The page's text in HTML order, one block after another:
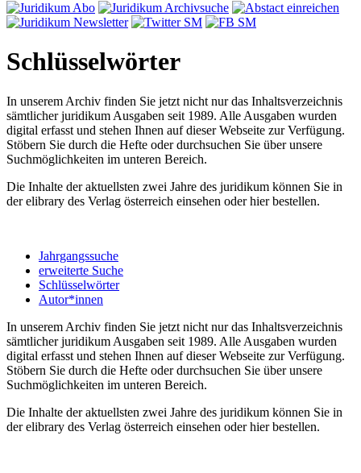
Schlüsselwörter
In unserem Archiv finden Sie jetzt nicht nur das Inhaltsverzeichnis
sämtlicher juridikum Ausgaben seit 1989. Alle Ausgaben wurden
digital erfasst und stehen Ihnen auf dieser Webseite zur Verfügung.
Stöbern Sie durch die Hefte oder durchsuchen Sie über unsere
Suchmöglichkeiten im unteren Bereich.
Die Inhalte der aktuellsten zwei Jahre des juridikum können Sie in
der elibrary des Verlag österreich einsehen oder hier bestellen.
Jahrgangssuche
erweiterte Suche
Schlüsselwörter
Autor*innen
In unserem Archiv finden Sie jetzt nicht nur das Inhaltsverzeichnis
sämtlicher juridikum Ausgaben seit 1989. Alle Ausgaben wurden
digital erfasst und stehen Ihnen auf dieser Webseite zur Verfügung.
Stöbern Sie durch die Hefte oder durchsuchen Sie über unsere
Suchmöglichkeiten im unteren Bereich.
Die Inhalte der aktuellsten zwei Jahre des juridikum können Sie in
der elibrary des Verlag österreich einsehen oder hier bestellen.